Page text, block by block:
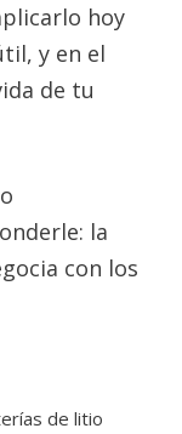
hoy
y en el
de tu
la
con los
de litio